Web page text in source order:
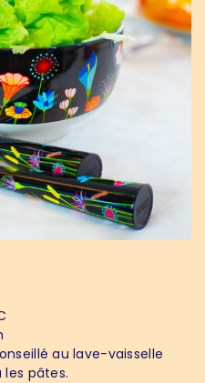
au lave-vaisselle
les pâtes.